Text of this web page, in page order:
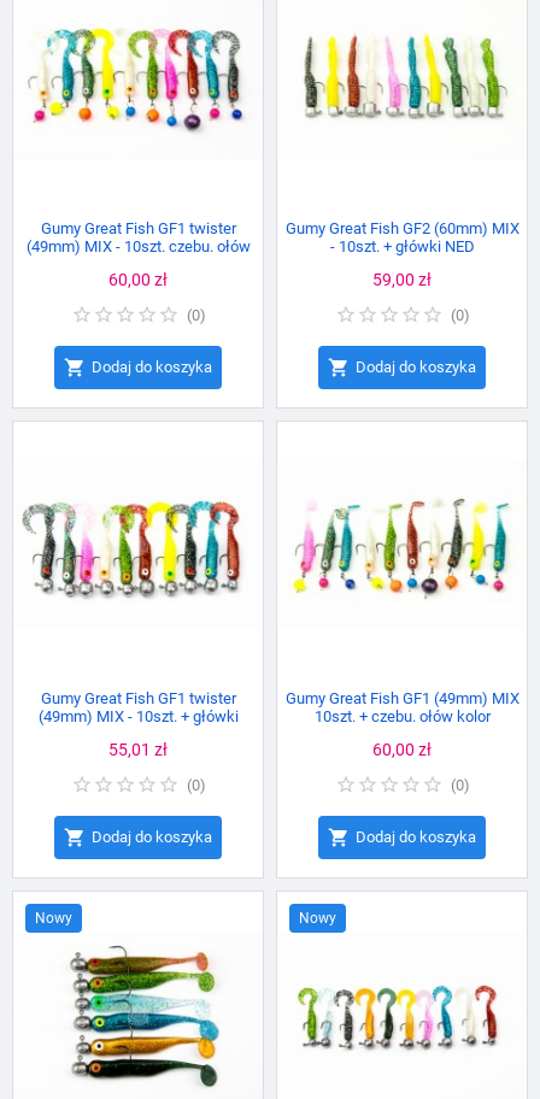
Gumy Great Fish GF1 twister
(49mm) MIX - 10szt. czebu. ołów
Cena
60,00 zł
(0)
 Dodaj do koszyka
Gumy Great Fish GF2 (60mm) MIX
- 10szt. + główki NED
Cena
59,00 zł
(0)
 Dodaj do koszyka
Gumy Great Fish GF1 twister
(49mm) MIX - 10szt. + główki
Cena
55,01 zł
(0)
 Dodaj do koszyka
Gumy Great Fish GF1 (49mm) MIX
10szt. + czebu. ołów kolor
Cena
60,00 zł
(0)
 Dodaj do koszyka
Nowy Nowy